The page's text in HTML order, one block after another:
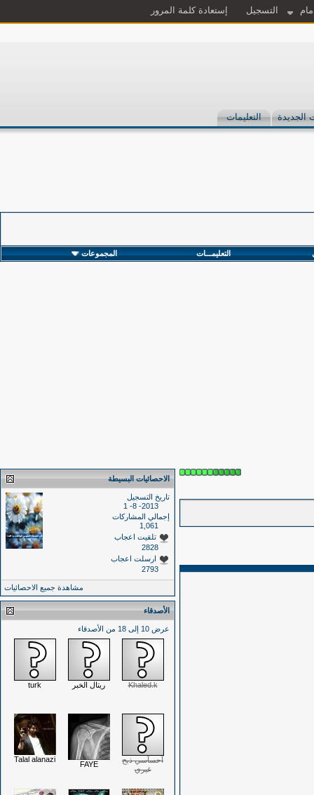
التسجيل إستعادة كلمة المرور
الجديدة التعليمات
التعليمـــات المجموعات
الاحصائيات البسيطة
تاريخ التسجيل
2013- 8- 1
إجمالي المشاركات
1,061
تلقيت اعجاب
2828
ارسلت اعجاب
2793
مشاهدة جميع الاحصائيات
الأصدقاء
عرض 10 إلى 18 من الأصدقاء
Khaled.k ريتال الخبر turk
آحسآسي ذبح
غيري
FAYE
Talal alanazi